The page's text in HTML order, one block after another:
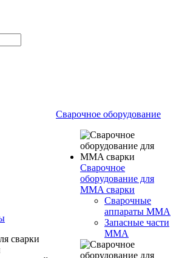
Сварочное оборудование
Сварочное
оборудование для
MMA сварки
Сварочные
аппараты MMA
Запасные части
MMA